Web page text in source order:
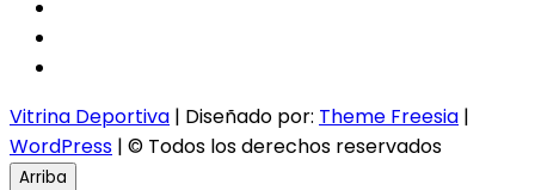
Vitrina Deportiva | Diseñado por: Theme Freesia |
WordPress | © Todos los derechos reservados
Arriba